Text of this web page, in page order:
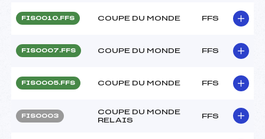
FIS0010.FFS COUPE DU MONDE FFS
FIS0007.FFS COUPE DU MONDE FFS
FIS0005.FFS COUPE DU MONDE FFS
FIS0003
COUPE DU MONDE
RELAIS
FFS